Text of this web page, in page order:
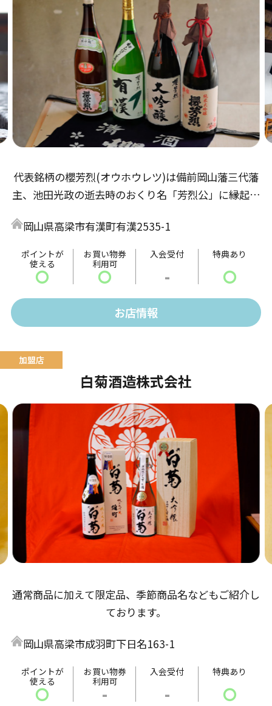
代表銘柄の櫻芳烈(オウホウレツ)は備前岡山藩三代藩
主、池田光政の逝去時のおくり名「芳烈公」に縁起物
富に含んだ有漢の天然水で、ほどよい味とのどごしの
よいお酒を造っています。
岡山県高梁市有漢町有漢2535-1
ポイントが
使える
〇
お買い物券
利用可
〇
入会受付
-
特典あり
〇
お店情報
白菊酒造株式会社
通常商品に加えて限定品、季節商品名などもご紹介し
ております。
岡山県高梁市成羽町下日名163-1
ポイントが
使える
〇
お買い物券
利用可
-
入会受付
-
特典あり
〇